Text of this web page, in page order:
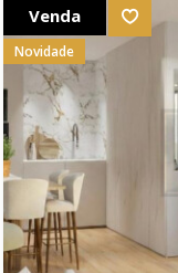
Venda
Novidade